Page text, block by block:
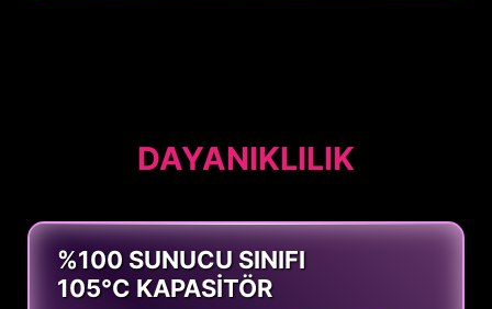
DAYANIKLILIK
%100 SUNUCU SINIFI
105°C KAPASİTÖR